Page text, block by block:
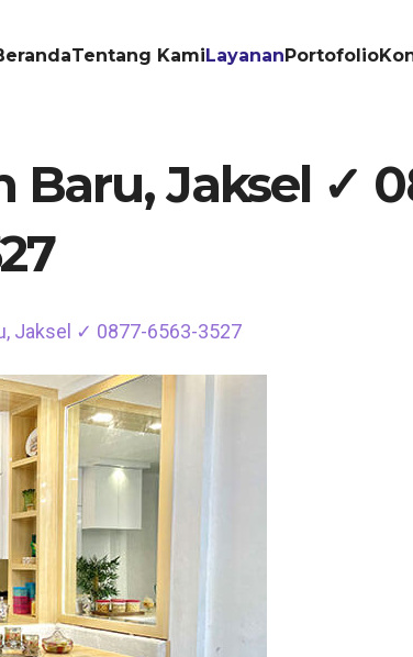
Tentang KamiLayananPortofolio
Baru, Jaksel ✓
Jaksel ✓ 0877-6563-3527